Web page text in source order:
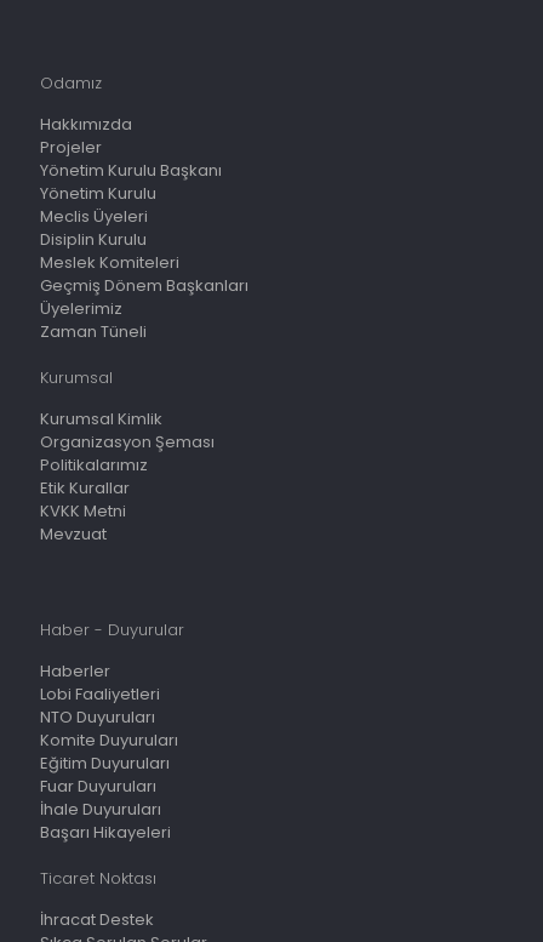
Odamız
Hakkımızda
Projeler
Yönetim Kurulu Başkanı
Yönetim Kurulu
Meclis Üyeleri
Disiplin Kurulu
Meslek Komiteleri
Geçmiş Dönem Başkanları
Üyelerimiz
Zaman Tüneli
Kurumsal
Kurumsal Kimlik
Organizasyon Şeması
Politikalarımız
Etik Kurallar
KVKK Metni
Mevzuat
Haber - Duyurular
Haberler
Lobi Faaliyetleri
NTO Duyuruları
Komite Duyuruları
Eğitim Duyuruları
Fuar Duyuruları
İhale Duyuruları
Başarı Hikayeleri
Ticaret Noktası
İhracat Destek